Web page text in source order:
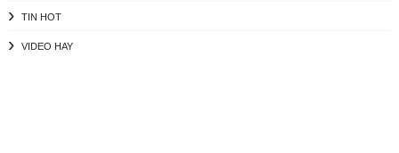
TIN HOT
VIDEO HAY